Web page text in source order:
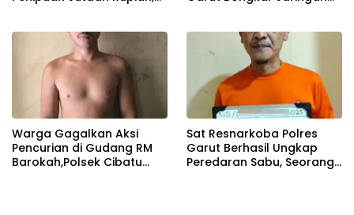
Warga Gagalkan Aksi
Pencurian di Gudang RM
Barokah,Polsek Cibatu
Sat Resnarkoba Polres
Garut Berhasil Ungkap
Peredaran Sabu, Seorang